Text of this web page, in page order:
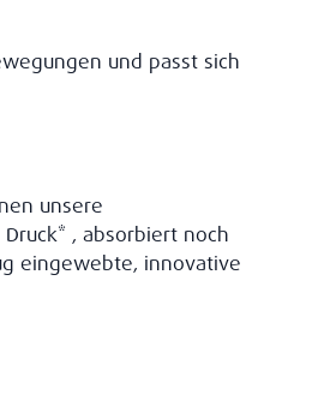
und passt sich
unsere
, absorbiert noch
eingewebte, innovative